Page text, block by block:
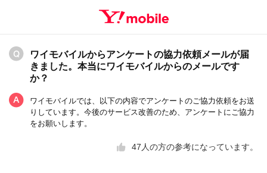
ワイモバイルからアンケートの協力依頼メールが届
きました。本当にワイモバイルからのメールです
か？
ワイモバイルでは、以下の内容でアンケートのご協力依頼をお送
りしています。今後のサービス改善のため、アンケートにご協力
をお願いします。
47 人の方の参考になっています。